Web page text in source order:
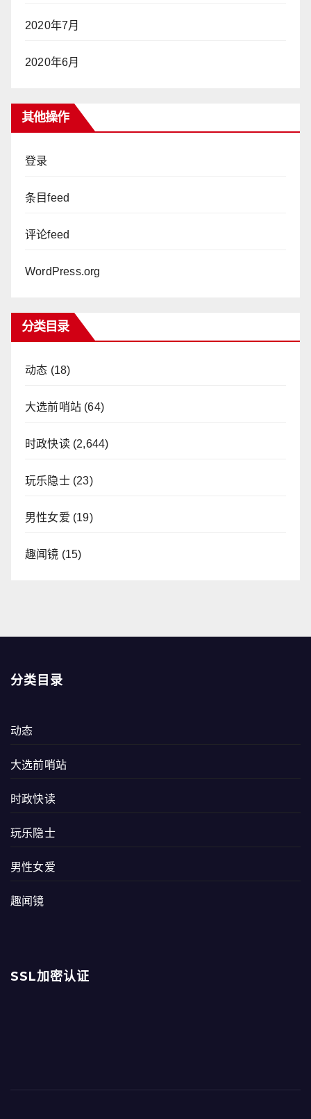
2020年7月
2020年6月
其他操作
登录
条目feed
评论feed
WordPress.org
分类目录
动态 (18)
大选前哨站 (64)
时政快读(2,644)
玩乐隐士(23)
男性女爱 (19)
趣闻镜 (15)
分类目录
动态
大选前哨站
时政快读
玩乐隐士
男性女爱
趣闻镜
SSL加密认证